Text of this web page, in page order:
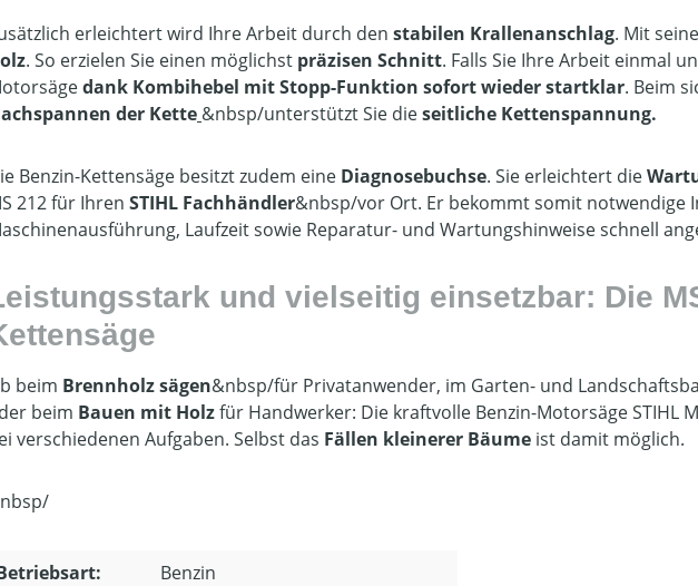
erleichtert wird Ihre Arbeit durch den stabilen Krallenanschlag. Mit
. So erzielen Sie einen möglichst präzisen Schnitt. Falls Sie Ihre Arbeit einmal
dank Kombihebel mit Stopp-Funktion sofort wieder startklar. Beim
der Kette &nbsp/unterstützt Sie dieseitliche Kettenspannung.
Benzin-Kettensäge besitzt zudem eine Diagnosebuchse. Sie erleichtert die
212 für Ihren STIHL Fachhändler&nbsp/vor Ort. Er bekommt somit notwendige
Laufzeit sowie Reparatur- und Wartungshinweise schnell
und vielseitig einsetzbar: Die
beim Brennholz sägen&nbsp/für Privatanwender, im Garten- und
beim Bauen mit Holzfür Handwerker: Die kraftvolle Benzin-Motorsäge STIHL
verschiedenen Aufgaben. Selbst das Fällen kleinerer Bäume ist damit möglich.
Benzin